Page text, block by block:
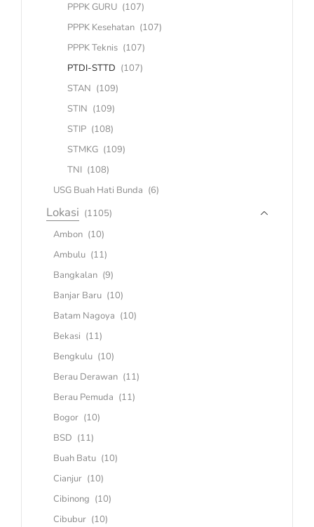
PPPK GURU (107)
PPPK Kesehatan (107)
PPPK Teknis (107)
PTDI-STTD (107)
STAN (109)
STIN (109)
STIP (108)
STMKG (109)
TNI (108)
USG Buah Hati Bunda (6)
Lokasi (1105)
Ambon (10)
Ambulu (11)
Bangkalan (9)
Banjar Baru (10)
Batam Nagoya (10)
Bekasi (11)
Bengkulu (10)
Berau Derawan (11)
Berau Pemuda (11)
Bogor (10)
BSD (11)
Buah Batu (10)
Cianjur (10)
Cibinong (10)
Cibubur (10)